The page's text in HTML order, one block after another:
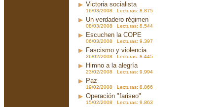
Victoria socialista
16/03/2008 Lecturas: 8.875
Un verdadero régimen
08/03/2008 Lecturas: 8.544
Escuchen la COPE
06/03/2008 Lecturas: 9.397
Fascismo y violencia
26/02/2008 Lecturas: 8.445
Himno a la alegría
23/02/2008 Lecturas: 9.994
Paz
19/02/2008 Lecturas: 8.866
Operación "fariseo"
15/02/2008 Lecturas: 9.863